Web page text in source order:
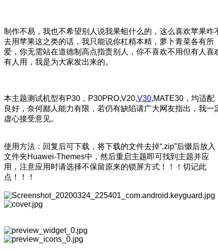
制作不易，我也不希望别人说我果蛆什么的，这么喜欢苹果咋
去用苹果这之类的话，我只能说你杠精本精，萝卜青菜各有所
爱，你无需站在道德制高点指责别人，你不喜欢不用但有人喜
有人用，我是为大家发出来的。
本主题测试机型有P30，P30PRO,V20,V30,MATE30，均适配
良好，奈何鄙人能力有限，若仍有缺陷请广大网友指出，我一
虚心接受意见。
使用方法：回复后可下载，将下载的文件去掉“.zip”后缀后放入
文件夹Huawei-Themes中，然后重启主题即可找到主题并应
用，注意应用时请选择不保留原来的锁屏方式！！！切记此
点！！！